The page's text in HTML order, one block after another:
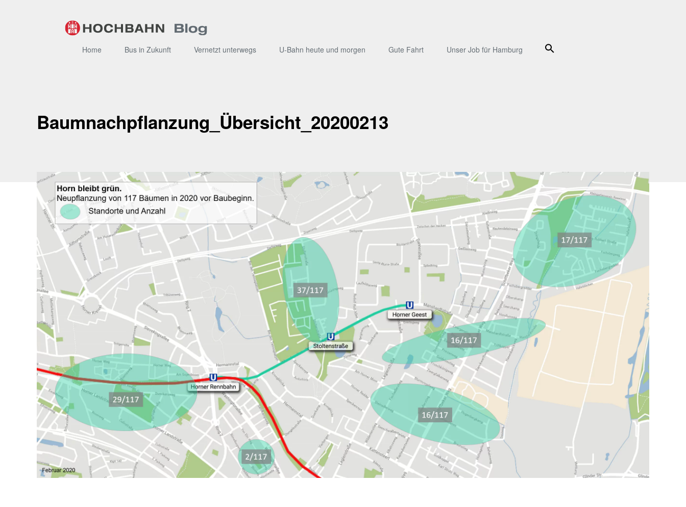
Home Bus in Zukunft Vernetzt unterwegs U-Bahn heute und morgen Gute Fahrt Unser Job für Hamburg Suche
Baumnachpflanzung_Übersicht_20200213